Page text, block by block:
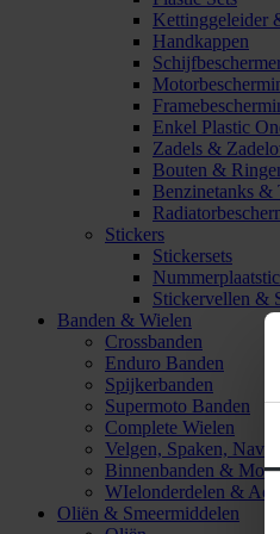
Kettinggeleider
Handkappen
Enkel Plastic
Zadels &
Bouten &
Benzinetanks &
Stickers
Stickersets
Stickervellen &
Banden & Wielen
Crossbanden
Enduro Banden
Spijkerbanden
Supermoto Banden
Complete Wielen
Velgen, Spaken,
Binnenbanden &
WIelonderdelen &
Oliën & Smeermiddelen